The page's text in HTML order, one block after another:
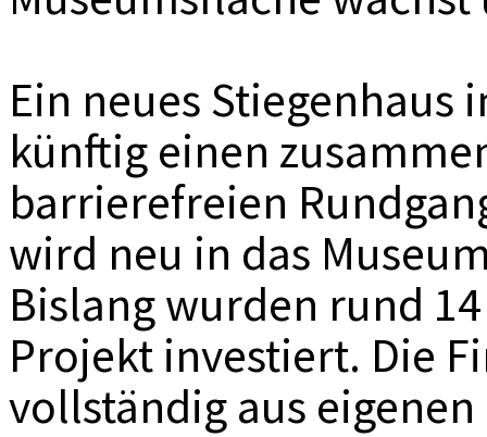
Ein neues
künftig einen
barrierefreien
wird neu in das
Bislang wurden rund
Projekt investiert. Die
vollständig aus